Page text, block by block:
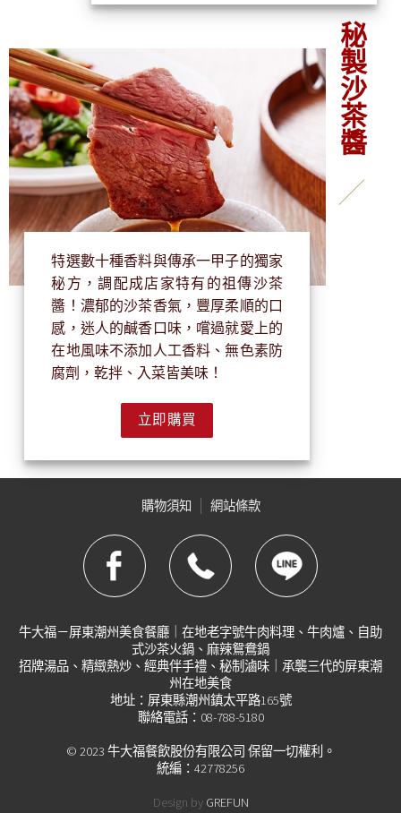
秘製沙茶醬
特選數十種香料與傳承一甲子的獨家
秘方，調配成店家特有的祖傳沙茶
醬！濃郁的沙茶香氣，豐厚柔順的口
感，迷人的鹹香口味，嚐過就愛上的
在地風味不添加人工香料、無色素防
腐劑，乾拌、入菜皆美味！
立即購買
購物須知 網站條款
牛大福－屏東潮州美食餐廳｜在地老字號牛肉料理、牛肉爐、自助
式沙茶火鍋、麻辣鴛鴦鍋
招牌湯品、精緻熱炒、經典伴手禮、秘制滷味｜承襲三代的屏東潮
州在地美食
地址：屏東縣潮州鎮太平路165號
聯絡電話：08-788-5180
© 2023 牛大福餐飲股份有限公司 保留一切權利。
統編：42778256
Design by GREFUN